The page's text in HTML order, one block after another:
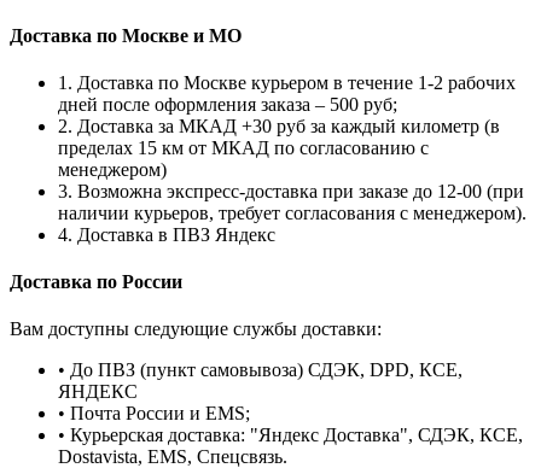
Доставка по Москве и МО
1. Доставка по Москве курьером в течение 1-2 рабочих
дней после оформления заказа – 500 руб;
2. Доставка за МКАД +30 руб за каждый километр (в
пределах 15 км от МКАД по согласованию с
менеджером)
3. Возможна экспресс-доставка при заказе до 12-00 (при
наличии курьеров, требует согласования с менеджером).
4. Доставка в ПВЗ Яндекс
Доставка по России
Вам доступны следующие службы доставки:
• До ПВЗ (пункт самовывоза) СДЭК, DPD, КСЕ,
ЯНДЕКС
• Почта России и EMS;
• Курьерская доставка: "Яндекс Доставка", СДЭК, КСЕ,
Dostavista, EMS, Спецсвязь.